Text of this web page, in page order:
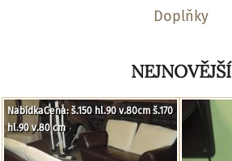
Doplňky
NEJNOVĚJŠÍ
NabídkaCena: š.150 hl.90 v.80cm š.170
hl.90 v.80 cm